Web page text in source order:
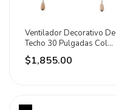
Ventilador Decorativo De
Techo 30 Pulgadas Color
Gris Katoa 76.2 Cm 60hz
Gris Gris Madera 6
$1,855.00